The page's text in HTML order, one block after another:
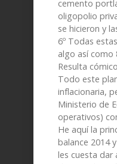
cemento
oligopolio
se hicieron y
6º Todas
algo así como
Resulta
Todo este
inflacionaria,
Ministerio de
operativos)
He aquí la
balance 2014
les cuesta dar